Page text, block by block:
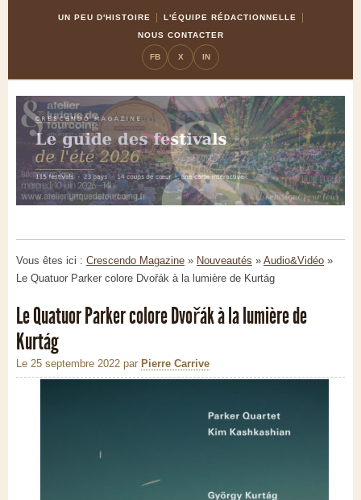
UN PEU D'HISTOIRE
L'ÉQUIPE RÉDACTIONNELLE
NOUS CONTACTER
FB X IN
Vous êtes ici : Crescendo Magazine » Nouveautés » Audio&Vidéo »
Le Quatuor Parker colore Dvořák à la lumière de Kurtág
Le Quatuor Parker colore Dvořák à la lumière de
Kurtág
Le 25 septembre 2022 par Pierre Carrive